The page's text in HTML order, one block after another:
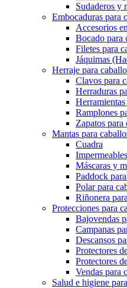
Sudaderos y
Embocaduras para
Accesorios
Bocado para
Filetes para
Jáquimas
Herraje para
Clavos para
Herraduras
Ramplones
Zapatos para
Mantas para
Cuadra
Máscaras y
Paddock
Polar para
Riñonera
Protecciones para
Bajovendas
Campanas
Descansos
Protectores
Protectores
Vendas para
Salud e higiene